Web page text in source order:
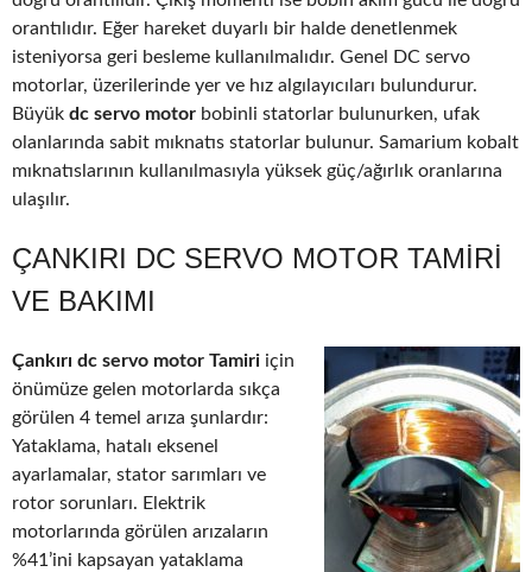
orantılıdır. Eğer hareket duyarlı bir halde denetlenmek
isteniyorsa geri besleme kullanılmalıdır. Genel DC servo
motorlar, üzerilerinde yer ve hız algılayıcıları bulundurur.
Büyük dc servo motor bobinli statorlar bulunurken, ufak
olanlarında sabit mıknatıs statorlar bulunur. Samarium kobalt
mıknatıslarının kullanılmasıyla yüksek güç/ağırlık oranlarına
ulaşılır.
ÇANKIRI DC SERVO MOTOR TAMIRI
VE BAKIMI
Çankırı dc servo motor Tamiri için
önümüze gelen motorlarda sıkça
görülen 4 temel arıza şunlardır:
Yataklama, hatalı eksenel
ayarlamalar, stator sarımları ve
rotor sorunları. Elektrik
motorlarında görülen arızaların
%41’ini kapsayan yataklama